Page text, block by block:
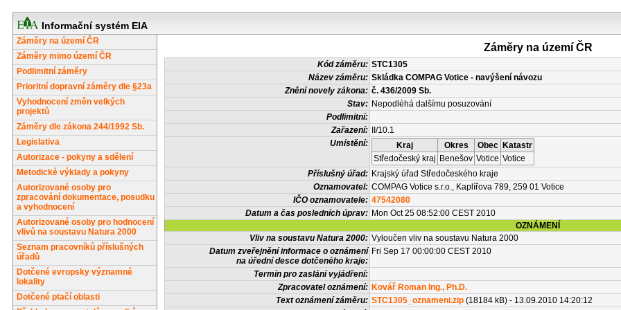
Informační systém EIA
Záměry na území ČR
Záměry mimo území ČR
Podlimitní záměry
Prioritní dopravní záměry dle §23a
Vyhodnocení změn velkých
projektů
Záměry dle zákona 244/1992 Sb.
Legislativa
Autorizace - pokyny a sdělení
Metodické výklady a pokyny
Autorizované osoby pro
zpracování dokumentace, posudku
a vyhodnocení
Autorizované osoby pro hodnocení
vlivů na soustavu Natura 2000
Seznam pracovníků příslušných
úřadů
Dotčené evropsky významné
lokality
Dotčené ptačí oblasti
Záměry na území ČR
Kód záměru: STC1305
Název záměru: Skládka COMPAG Votice - navýšení návozu
Znění novely zákona: č. 436/2009 Sb.
Stav: Nepodléhá dalšímu posuzování
Podlimitní:
Zařazení:
II/10.1
Umístění:
Kraj Okres Obec
Katastr
Středočeský kraj Benešov Votice Votice
Příslušný úřad: Krajský úřad Středočeského kraje
Oznamovatel: COMPAG Votice s.r.o., Kaplířova 789, 259 01 Votice
IČO oznamovatele: 47542080
Datum a čas posledních úprav: Mon Oct 25 08:52:00 CEST 2010
OZNÁMENÍ
Vliv na soustavu Natura 2000: Vyloučen vliv na soustavu Natura 2000
Datum zveřejnění informace o oznámení
na úřední desce dotčeného kraje:
Fri Sep 17 00:00:00 CEST 2010
Termín pro zaslání vyjádření:
Zpracovatel oznámení: Kovář Roman Ing., Ph.D.
Text oznámení záměru: STC1305_oznameni.zip (18184 kB) - 13.09.2010 14:20:12